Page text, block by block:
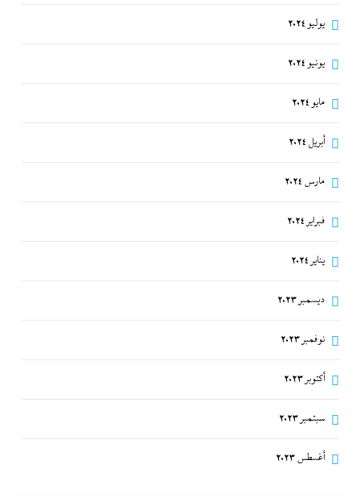
يوليو 2024
يونيو 2024
مايو 2024
أبريل 2024
مارس 2024
فبراير 2024
يناير 2024
ديسمبر 2023
نوفمبر 2023
أكتوبر 2023
سبتمبر 2023
أغسطس 2023